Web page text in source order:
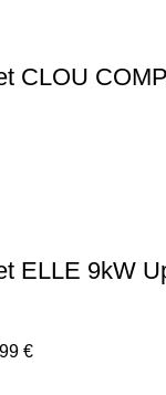
CLOU
ELLE 9kW
€